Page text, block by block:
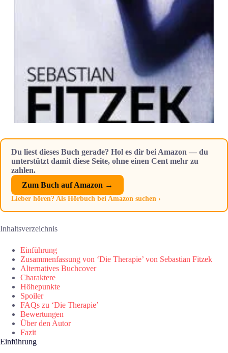
Du liest dieses Buch gerade? Hol es dir bei Amazon — du
unterstützt damit diese Seite, ohne einen Cent mehr zu
zahlen.
Zum Buch auf Amazon →
Lieber hören? Als Hörbuch bei Amazon suchen ›
Inhaltsverzeichnis
Einführung
Zusammenfassung von ‘Die Therapie’ von Sebastian Fitzek
Alternatives Buchcover
Charaktere
Höhepunkte
Spoiler
FAQs zu ‘Die Therapie’
Bewertungen
Über den Autor
Fazit
Einführung